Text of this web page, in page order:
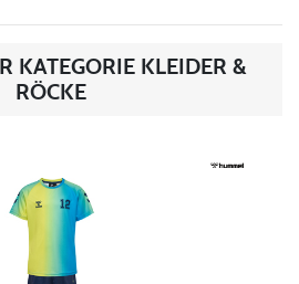
KATEGORIE KLEIDER &
RÖCKE